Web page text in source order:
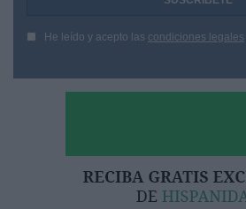
He leído y acepto las condiciones legales